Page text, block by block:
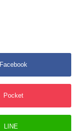
Facebook
Pocket
LINE